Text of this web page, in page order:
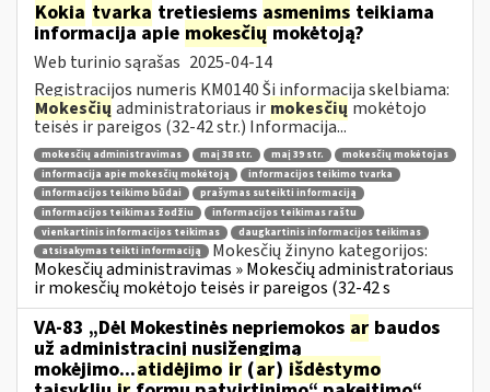
Kokia tvarka tretiesiems asmenims teikiama
informacija apie mokesčiųmokėtoją?
Web turinio sąrašas 2025-04-14
Registracijos numeris KM0140 Ši informacija skelbiama:
Mokesčių administratoriaus ir mokesčių mokėtojo
teisės ir pareigos (32-42 str.) Informacija...
mokesčių administravimas maį 38 str. maį 39 str.
mokesčių mokėtojas
informacija apie mokesčių mokėtoją
informacijos teikimo tvarka
informacijos teikimo būdai
prašymas suteikti informaciją
informacijos teikimas žodžiu
informacijos teikimas raštu
vienkartinis informacijos teikimas
daugkartinis informacijos teikimas
atsisakymas teikti informaciją
Mokesčių žinyno kategorijos:
Mokesčių administravimas » Mokesčių administratoriaus
ir mokesčių mokėtojo teisės ir pareigos (32-42 s
VA-83 „Dėl Mokestinės nepriemokos ar baudos
už administracinį nusižengimą
mokėjimo...atidėjimo ir (ar) išdėstymo